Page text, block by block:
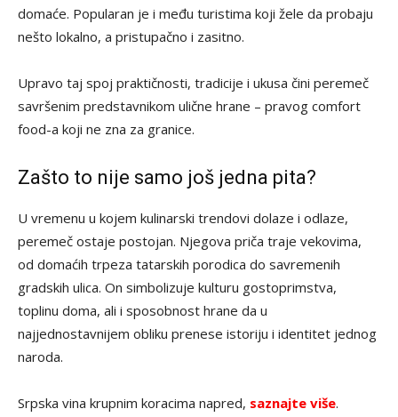
domaće. Popularan je i među turistima koji žele da probaju
nešto lokalno, a pristupačno i zasitno.
Upravo taj spoj praktičnosti, tradicije i ukusa čini peremeč
savršenim predstavnikom ulične hrane – pravog comfort
food-a koji ne zna za granice.
Zašto to nije samo još jedna pita?
U vremenu u kojem kulinarski trendovi dolaze i odlaze,
peremeč ostaje postojan. Njegova priča traje vekovima,
od domaćih trpeza tatarskih porodica do savremenih
gradskih ulica. On simbolizuje kulturu gostoprimstva,
toplinu doma, ali i sposobnost hrane da u
najjednostavnijem obliku prenese istoriju i identitet jednog
naroda.
Srpska vina krupnim koracima napred, saznajte više.